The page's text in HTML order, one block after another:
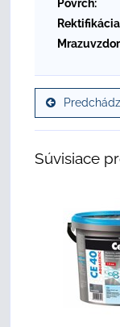
Povrch:
Súvisiace